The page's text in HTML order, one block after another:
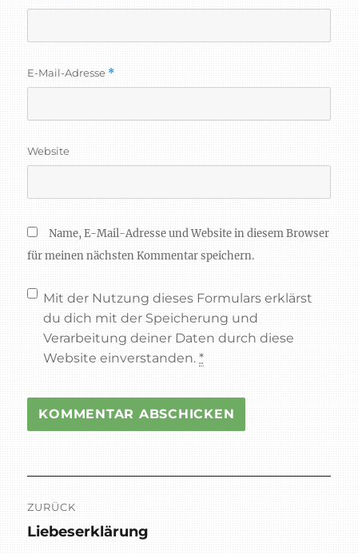
E-Mail-Adresse *
Website
Name, E-Mail-Adresse und Website in diesem Browser
für meinen nächsten Kommentar speichern.
Mit der Nutzung dieses Formulars erklärst
du dich mit der Speicherung und
Verarbeitung deiner Daten durch diese
Website einverstanden.*
ZURÜCK
Vorheriger
Liebeserklärung